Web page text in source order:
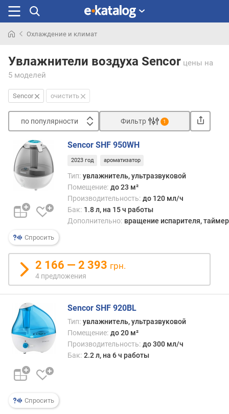
раньше
Охлаждение и климат
Увлажнители воздуха Sencor цены на
5 моделей
Sencor очистить
по популярности
п
о
п
о
у
л
р
н
с
о
д
е
ш
е
в
х
к
Фильтр 1
Спросить
Sencor SHF 950WH
2023 год ароматизатор
Тип: увлажнитель, ультразвуковой
Помещение: до 23 м²
Производительность: до 120 мл/ч
Бак: 1.8 л, на 15 ч работы
Дополнительно: вращение испарителя,
2 166 — 2 393 грн.
4 предложения
Спросить
Sencor SHF 920BL
Тип: увлажнитель, ультразвуковой
Помещение: до 20 м²
Производительность: до 300 мл/ч
Бак: 2.2 л, на 6 ч работы